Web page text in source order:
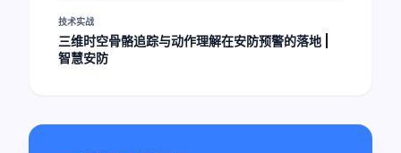
技术实战
三维时空骨骼追踪与动作理解在安防预警的落地 |
智慧安防